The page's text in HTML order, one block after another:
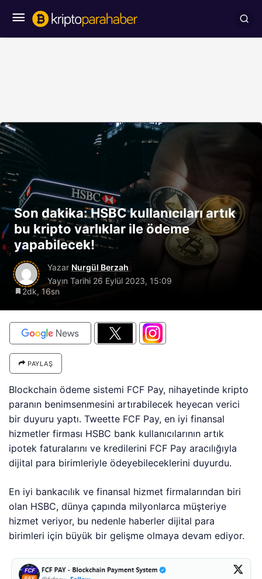
Son dakika: HSBC kullanıcıları artık
bu kripto varlıklar ile ödeme
yapabilecek!
Yazar Nurgül Berzah
Yayın Tarihi 26 Eylül 2023, 15:09
2dk, 16sn
PAYLAŞ
Blockchain ödeme sistemi FCF Pay, nihayetinde kripto
paranın benimsenmesini artırabilecek heyecan verici
bir duyuru yaptı. Tweette FCF Pay, en iyi finansal
hizmetler firması HSBC bank kullanıcılarının artık
ipotek faturalarını ve kredilerini FCF Pay aracılığıyla
dijital para birimleriyle ödeyebileceklerini duyurdu.
En iyi bankacılık ve finansal hizmet firmalarından biri
olan HSBC, dünya çapında milyonlarca müşteriye
hizmet veriyor, bu nedenle haberler dijital para
birimleri için büyük bir gelişme olmaya devam ediyor.